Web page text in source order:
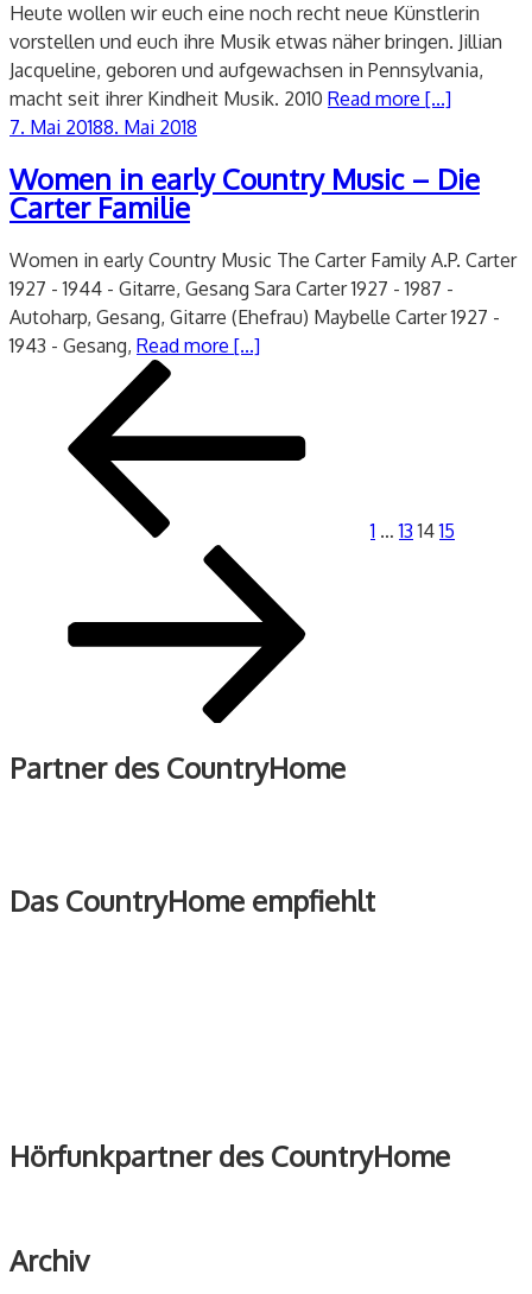
Heute wollen wir euch eine noch recht neue Künstlerin
vorstellen und euch ihre Musik etwas näher bringen. Jillian
Jacqueline, geboren und aufgewachsen in Pennsylvania,
macht seit ihrer Kindheit Musik. 2010 Read more [...]
Veröffentlicht
7. Mai 20188. Mai 2018
Women in early Country Music – Die
Carter Familie
Women in early Country Music The Carter Family A.P. Carter
1927 - 1944 - Gitarre, Gesang Sara Carter 1927 - 1987 -
Autoharp, Gesang, Gitarre (Ehefrau) Maybelle Carter 1927 -
1943 - Gesang, Read more [...]
Seitennummerierung
Beiträge
1 … 13 14 15
Partner des CountryHome
Das CountryHome empfiehlt
Hörfunkpartner des CountryHome
Archiv